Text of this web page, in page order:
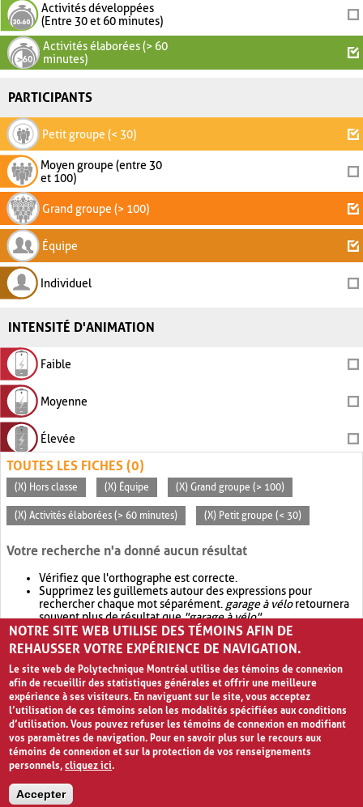
Activités développées
(Entre 30 et 60 minutes)
Activités élaborées (> 60
minutes)
PARTICIPANTS
Petit groupe (< 30)
Moyen groupe (entre 30
et 100)
Grand groupe (> 100)
Équipe
Individuel
INTENSITÉ D'ANIMATION
Faible
Moyenne
Élevée
TOUTES LES FICHES (0)
(X) Hors classe (X) Équipe (X) Grand groupe (> 100)
(X) Activités élaborées (> 60 minutes) (X) Petit groupe (< 30)
Votre recherche n'a donné aucun résultat
Vérifiez que l'orthographe est correcte.
Supprimez les guillemets autour des expressions pour
rechercher chaque mot séparément. garage à véloretournera
souvent plus de résultat que"garage à vélo".
Envisagez d'élargir votre recherche avec OR.garage OR vélo
retournera souvent plus de résultat quegarage à vélo
NOTRE SITE WEB UTILISE DES TÉMOINS AFIN DE
REHAUSSER VOTRE EXPÉRIENCE DE NAVIGATION.
Le site web de Polytechnique Montréal utilise des témoins de connexion
afin de recueillir des statistiques générales et offrir une meilleure
expérience à ses visiteurs. En naviguant sur le site, vous acceptez
l’utilisation de ces témoins selon les modalités spécifiées aux conditions
d’utilisation. Vous pouvez refuser les témoins de connexion en modifiant
vos paramètres de navigation. Pour en savoir plus sur le recours aux
témoins de connexion et sur la protection de vos renseignements
personnels,cliquez ici.
Accepter